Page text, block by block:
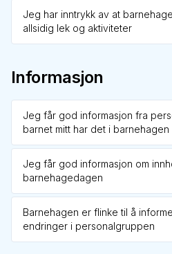
Jeg har inntrykk av at
allsidig lek og aktiviteter
Informasjon
Jeg får god informasjon fra
barnet mitt har det i barnehagen
Jeg får god informasjon om
barnehagedagen
Barnehagen er flinke til å
endringer i personalgruppen